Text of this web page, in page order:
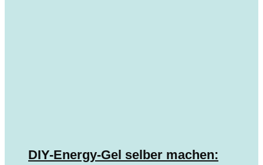
DIY-Energy-Gel selber machen: